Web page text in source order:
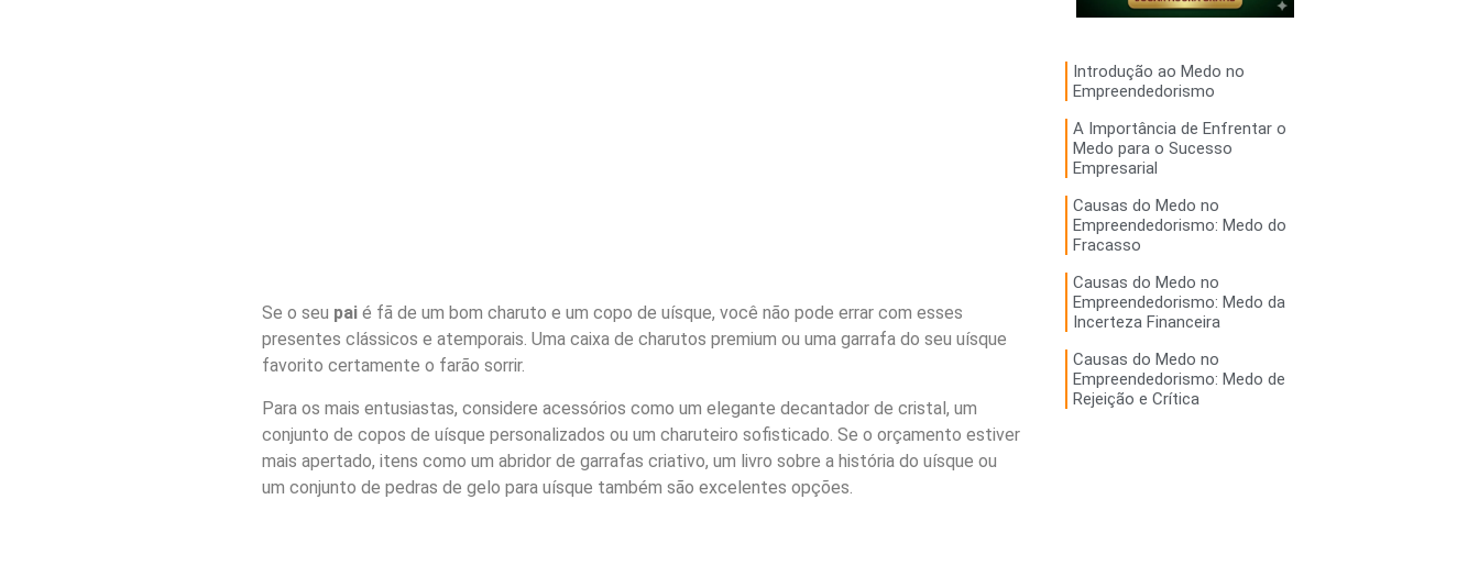
Se o seu paié fã de um bom charuto e um copo de uísque, você não pode errar com esses
presentes clássicos e atemporais. Uma caixa de charutos premium ou uma garrafa do seu uísque
favorito certamente o farão sorrir.
Para os mais entusiastas, considere acessórios como um elegante decantador de cristal, um
conjunto de copos de uísque personalizados ou um charuteiro sofisticado. Se o orçamento estiver
mais apertado, itens como um abridor de garrafas criativo, um livro sobre a história do uísque ou
um conjunto de pedras de gelo para uísque também são excelentes opções.
Introdução ao Medo no
Empreendedorismo
A Importância de Enfrentar o
Medo para o Sucesso
Empresarial
Causas do Medo no
Empreendedorismo: Medo do
Fracasso
Causas do Medo no
Empreendedorismo: Medo da
Incerteza Financeira
Causas do Medo no
Empreendedorismo: Medo de
Rejeição e Crítica